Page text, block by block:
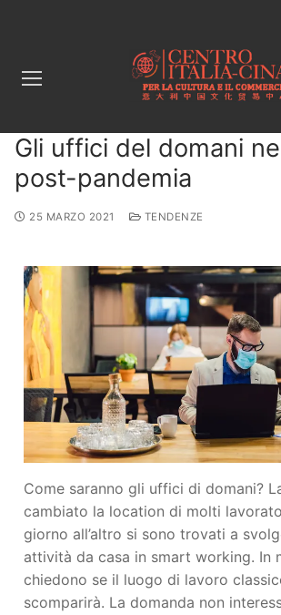
Gli uffici del domani
post-pandemia
25 MARZO 2021 TENDENZE
Come saranno gli uffici di domani?
cambiato la location di molti
giorno all’altro si sono trovati a
attività da casa in smart working. In
chiedono se il luogo di lavoro
scomparirà. La domanda non